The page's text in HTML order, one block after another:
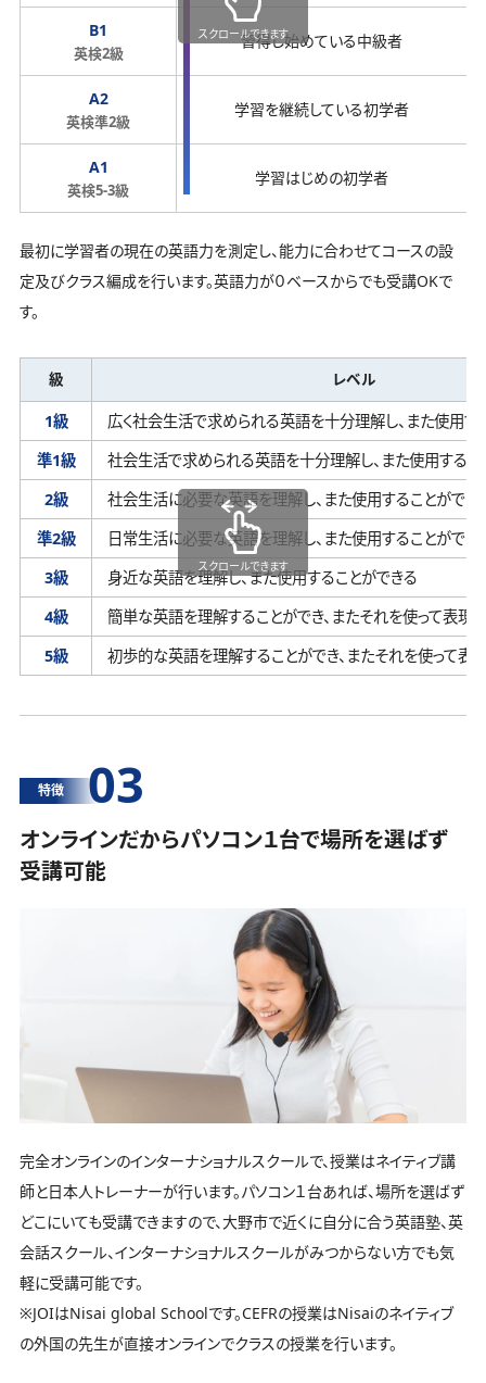
B1
英検2級
習得し始めている中級者
A2
英検準2級
学習を継続している初学者
A1
英検5-3級
学習はじめの初学者
スクロールできます
最初に学習者の現在の英語力を測定し、能力に合わせてコースの設
定及びクラス編成を行います。英語力が０ベースからでも受講OKで
す。
級 レベル
1級 広く社会生活で求められる英語を十分理解し、 また使用す
準1級
社会生活で求められる英語を十分理解し、 また使用するこ
2級
社会生活に必要な英語を理解し、 また使用することができ
準2級
日常生活に必要な英語を理解し、 また使用することができ
3級
身近な英語を理解し、また使用することができる
4級
簡単な英語を理解することができ、 またそれを使って表現
5級
初歩的な英語を理解することができ、 またそれを使って表
スクロールできます
特徴 03
オンラインだからパソコン１台で場所を選ばず
受講可能
完全オンラインのインターナショナルスクールで、授業はネイティブ講
師と日本人トレーナーが行います。パソコン１台あれば、場所を選ばず
どこにいても受講できますので、大野市で近くに自分に合う英語塾、英
会話スクール、インターナショナルスクールがみつからない方でも気
軽に受講可能です。
※JOIはNisai global Schoolです。CEFRの授業はNisaiのネイティブ
の外国の先生が直接オンラインでクラスの授業を行います。